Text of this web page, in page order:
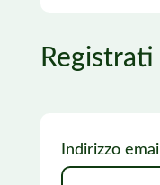
Registrati
Indirizzo email